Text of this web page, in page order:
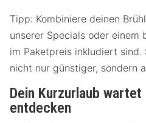
Tipp: Kombiniere deinen
unserer Specials oder einem
im Paketpreis inkludiert
nicht nur günstiger, sondern
Dein Kurzurlaub wartet
entdecken